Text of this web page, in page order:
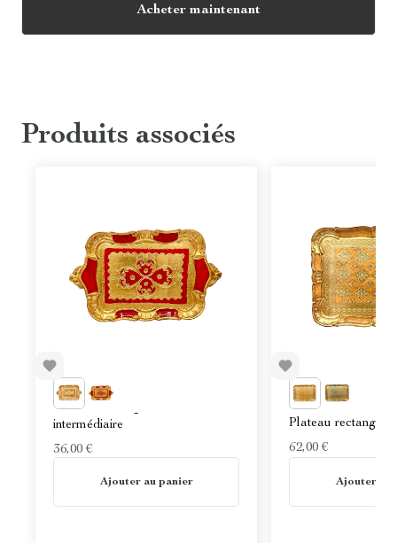
Acheter maintenant
Produits associés
Plateau rectangulaire - Modèle
intermédiaire
36,00 €
Ajouter au panier
Plateau
62,00 €
Ajouter au